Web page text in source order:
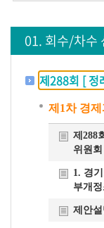
보
기
회
01. 회수/차수
제288회 [
제1차 경
제288
위원
1. 경
부개
제안